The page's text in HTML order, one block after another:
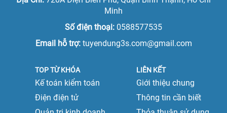
Minh
Số điện thoại: 0588577535
Email hỗ trợ: tuyendung3s.com@gmail.com
TOP TỪ KHÓA
Kế toán kiểm toán
Điện điện tử
LIÊN KẾT
Giới thiệu chung
Thông tin cần biết